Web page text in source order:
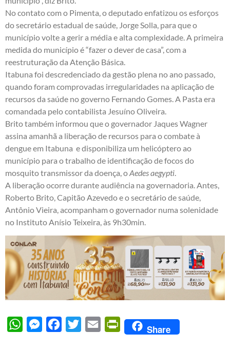
No contato com o Pimenta, o deputado enfatizou os esforços
do secretário estadual de saúde, Jorge Solla, para que o
município volte a gerir a média e alta complexidade. A primeira
medida do município é “fazer o dever de casa”, com a
reestruturação da Atenção Básica.
Itabuna foi descredenciado da gestão plena no ano passado,
quando foram comprovadas irregularidades na aplicação de
recursos da saúde no governo Fernando Gomes. A Pasta era
comandada pelo contabilista Jesuíno Oliveira.
Brito também informou que o governador Jaques Wagner
assina amanhã a liberação de recursos para o combate à
dengue em Itabuna e disponibiliza um helicóptero ao
município para o trabalho de identificação de focos do
mosquito transmissor da doença, oAedes aegypti.
A liberação ocorre durante audiência na governadoria. Antes,
Roberto Brito, Capitão Azevedo e o secretário de saúde,
Antônio Vieira, acompanham o governador numa solenidade
no Instituto Anísio Teixeira, às 9h30min.
WhatsAppMessengerFacebook
Twitter Email PrintFriendly
Share